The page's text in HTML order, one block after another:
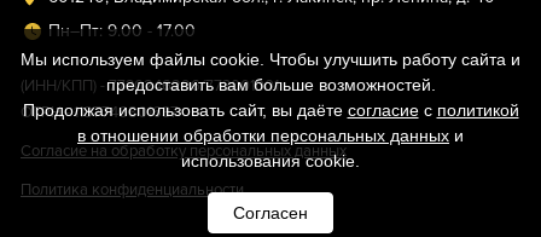
Пн–Пт: 9.00 - 17.00
(ИНН/КПП) - 7730246296/773001001
ОГРН - 1187746801637
Согласие на обработку персональных данных
Политика конфиденциальности
Мы используем файлы cookie. Чтобы улучшить работу сайта и
предоставить вам больше возможностей.
Продолжая использовать сайт, вы даёте согласиес политикой
в отношении обработки персональных данных и
использования cookie.
Согласен